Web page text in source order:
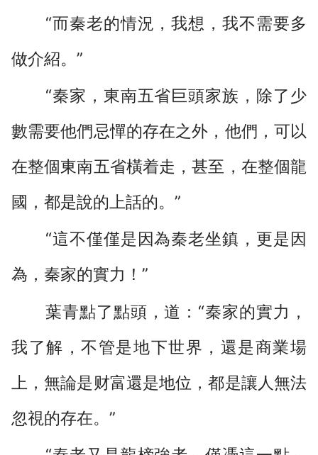
“而秦老的情況，我想，我不需要多
做介紹。”
“秦家，東南五省巨頭家族，除了少
數需要他們忌憚的存在之外，他們，可以
在整個東南五省橫着走，甚至，在整個龍
國，都是說的上話的。”
“這不僅僅是因為秦老坐鎮，更是因
為，秦家的實力！”
葉青點了點頭，道：“秦家的實力，
我了解，不管是地下世界，還是商業場
上，無論是财富還是地位，都是讓人無法
忽視的存在。”